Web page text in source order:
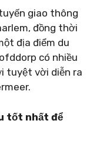
giao thông
đồng thời
địa điểm du
có nhiều
tuyệt vời diễn ra
tốt nhất để